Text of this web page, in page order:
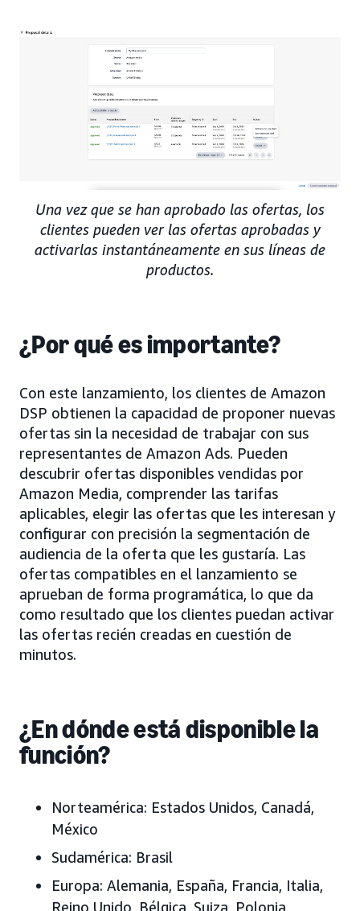
Una vez que se han aprobado las ofertas, los
clientes pueden ver las ofertas aprobadas y
activarlas instantáneamente en sus líneas de
productos.
¿Por qué es importante?
Con este lanzamiento, los clientes de Amazon
DSP obtienen la capacidad de proponer nuevas
ofertas sin la necesidad de trabajar con sus
representantes de Amazon Ads. Pueden
descubrir ofertas disponibles vendidas por
Amazon Media, comprender las tarifas
aplicables, elegir las ofertas que les interesan y
configurar con precisión la segmentación de
audiencia de la oferta que les gustaría. Las
ofertas compatibles en el lanzamiento se
aprueban de forma programática, lo que da
como resultado que los clientes puedan activar
las ofertas recién creadas en cuestión de
minutos.
¿En dónde está disponible la
función?
Norteamérica: Estados Unidos, Canadá,
México
Sudamérica: Brasil
Europa: Alemania, España, Francia, Italia,
Reino Unido, Bélgica, Suiza, Polonia,